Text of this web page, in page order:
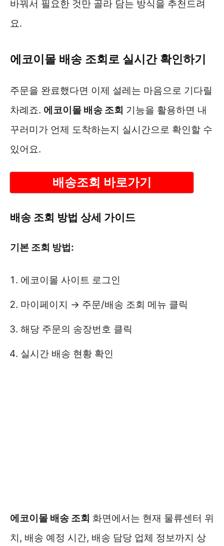
바꿔서 필요한 것만 골라 담는 방식을 추천드려
요.
에코이몰 배송 조회로 실시간 확인하기
주문을 완료했다면 이제 설레는 마음으로 기다릴
차례죠. 에코이몰 배송 조회 기능을 활용하면 내
꾸러미가 언제 도착하는지 실시간으로 확인할 수
있어요.
배송조회 바로가기
배송 조회 방법 상세 가이드
기본 조회 방법:
에코이몰 사이트 로그인
마이페이지 → 주문/배송 조회 메뉴 클릭
해당 주문의 송장번호 클릭
실시간 배송 현황 확인
에코이몰 배송 조회 화면에서는 현재 물류센터 위
치, 배송 예정 시간, 배송 담당 업체 정보까지 상